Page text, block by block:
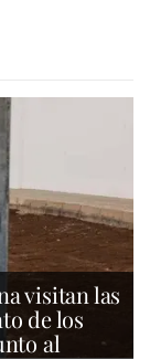
visitan las
de los
al